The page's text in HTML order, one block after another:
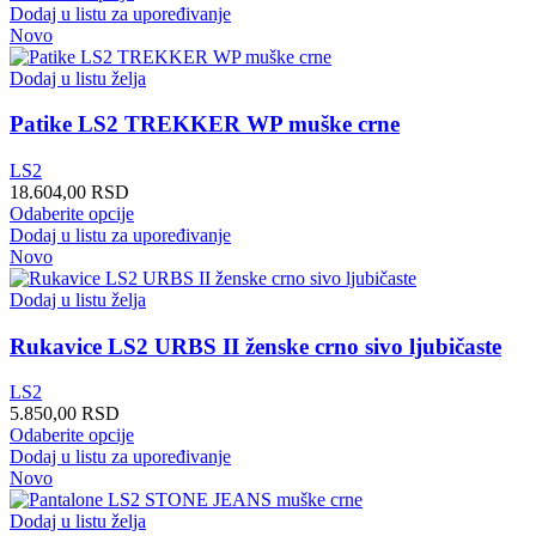
proizvoda.
proizvod
više
varijanti.
mogu
proizvoda.
Dodaj u listu za upoređivanje
Novo
Dodaj u listu želja
Patike LS2 TREKKER WP muške crne
LS2
18.604,00 RSD
Odaberite opcijeOvaj
proizvod
više
varijanti.
mogu
biti
proizvoda.
Dodaj u listu za upoređivanje
Novo
Dodaj u listu želja
Rukavice LS2 URBS II ženske crno sivo ljubičaste
LS2
5.850,00 RSD
Odaberite opcijeOvaj
proizvod
više
varijanti.
Dodaj u listu za upoređivanje
Novo
Dodaj u listu želja